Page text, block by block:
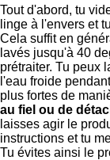
Tout d'abord, tu
linge à l'envers et
Cela suffit en
lavés jusqu'à 40
prétraiter. Tu peux
l'eau froide
plus fortes de
au fiel ou de
laisses agir le
instructions et tu
Tu évites ainsi le